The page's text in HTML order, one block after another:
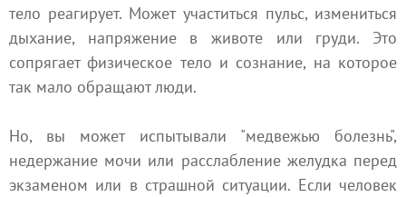
тело реагирует. Может участиться пульс, измениться
дыхание, напряжение в животе или груди. Это
сопрягает физическое тело и сознание, на которое
так мало обращают люди.
Но, вы может испытывали "медвежью болезнь",
недержание мочи или расслабление желудка перед
экзаменом или в страшной ситуации. Если человек